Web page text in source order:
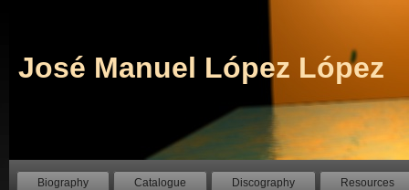
José Manuel López López
Biography Catalogue Discography Resources